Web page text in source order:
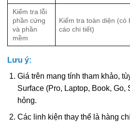
Kiểm tra lỗi
phần cứng
và phần
mềm
Kiểm tra toàn diện (có
cáo chi tiết)
Lưu ý:
Giá trên mang tính tham khảo,
Surface (Pro, Laptop, Book,
hỏng.
Các linh kiện thay thế là hàng